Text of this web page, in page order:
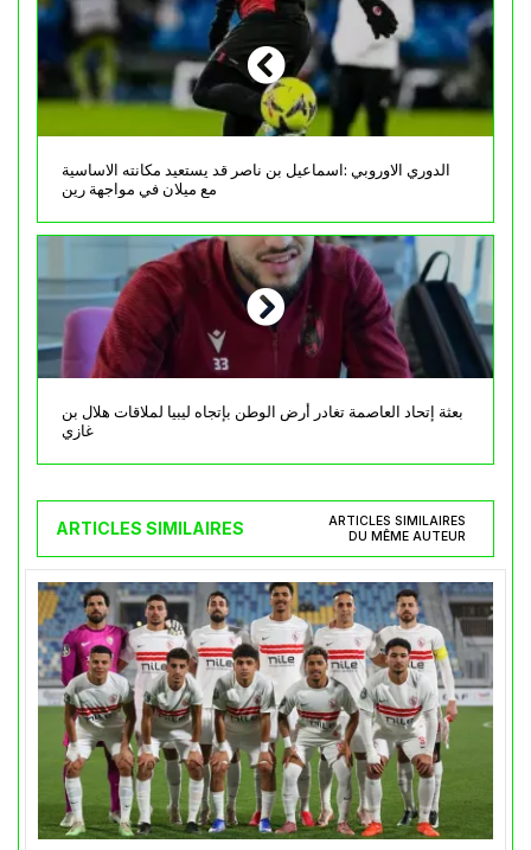
الدوري الاوروبي :اسماعيل بن ناصر قد يستعيد مكانته الاساسية
مع ميلان في مواجهة رين
بعثة إتحاد العاصمة تغادر أرض الوطن بإتجاه ليبيا لملاقات هلال بن
غازي
ARTICLES SIMILAIRES
ARTICLES SIMILAIRES
DU MÊME AUTEUR